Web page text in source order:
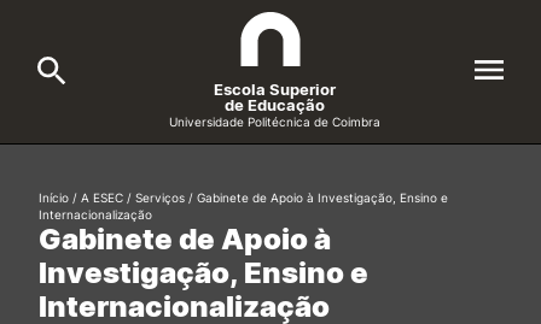
Cursos
Candidatos
Escola Superior
de Educação
Universidade Politécnica de Coimbra
Search
Formative Offer
Gabinete de Apoio à
Investigação, Ensino e
Internacionalização
Início / A ESEC / Serviços / Gabinete de Apoio à Investigação, Ensino e
Internacionalização